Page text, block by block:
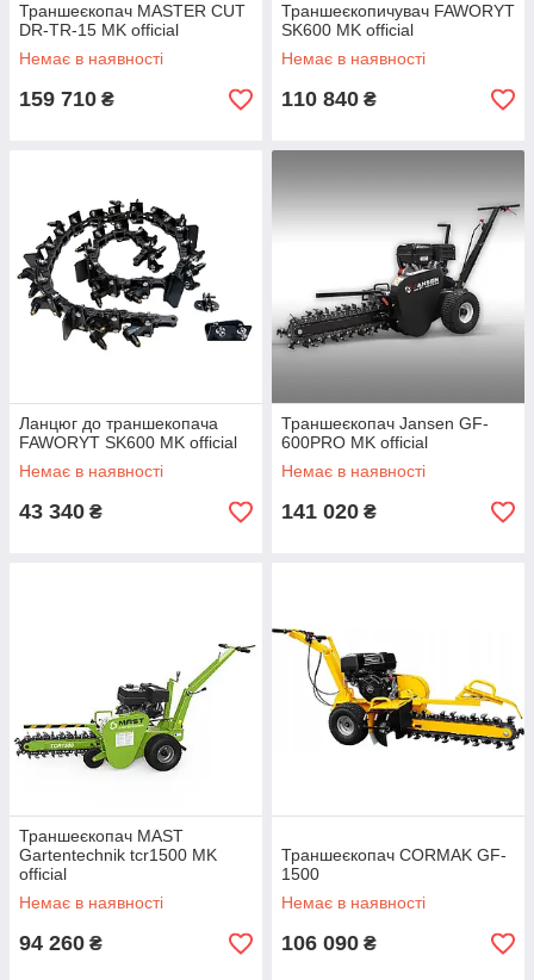
Траншеєкопач MASTER CUT
DR-TR-15 MK official
Немає в наявності
159 710 ₴
Траншеєкопичувач FAWORYT
SK600 MK official
Немає в наявності
110 840 ₴
Ланцюг до траншекопача
FAWORYT SK600 MK official
Немає в наявності
43 340 ₴
Траншеєкопач Jansen GF-
600PRO MK official
Немає в наявності
141 020 ₴
Траншеєкопач MAST
Gartentechnik tcr1500 MK
official
Немає в наявності
94 260 ₴
Траншеєкопач CORMAK GF-
1500
Немає в наявності
106 090 ₴